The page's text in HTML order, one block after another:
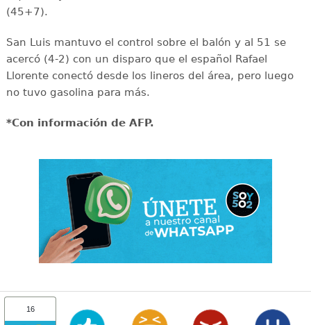
(45+7).
San Luis mantuvo el control sobre el balón y al 51 se
acercó (4-2) con un disparo que el español Rafael
Llorente conectó desde los lineros del área, pero luego
no tuvo gasolina para más.
*Con información de AFP.
16